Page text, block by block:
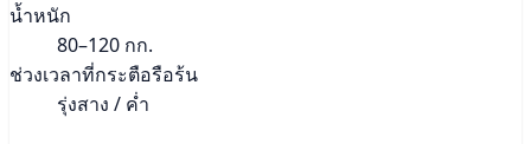
น้ำหนัก
80–120 กก.
ช่วงเวลาที่กระตือรือร้น
รุ่งสาง / ค่ำ